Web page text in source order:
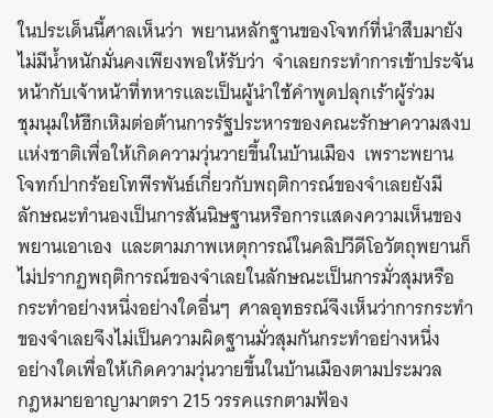
ในประเด็นนี้ศาลเห็นว่า พยานหลักฐานของโจทก์ที่นำสืบมายัง
ไม่มีน้ำหนักมั่นคงเพียงพอให้รับว่า จำเลยกระทำการเข้าประจัน
หน้ากับเจ้าหน้าที่ทหารและเป็นผู้นำใช้คำพูดปลุกเร้าผู้ร่วม
ชุมนุมให้ฮึกเหิมต่อต้านการรัฐประหารของคณะรักษาความสงบ
แห่งชาติเพื่อให้เกิดความวุ่นวายขึ้นในบ้านเมือง เพราะพยาน
โจทก์ปากร้อยโทพีรพันธ์เกี่ยวกับพฤติการณ์ของจำเลยยังมี
ลักษณะทำนองเป็นการสันนิษฐานหรือการแสดงความเห็นของ
พยานเอาเอง และตามภาพเหตุการณ์ในคลิปวีดีโอวัตถุพยานก็
ไม่ปรากฏพฤติการณ์ของจำเลยในลักษณะเป็นการมั่วสุมหรือ
กระทำอย่างหนึ่งอย่างใดอื่นๆ ศาลอุทธรณ์จึงเห็นว่าการกระทำ
ของจำเลยจึงไม่เป็นความผิดฐานมั่วสุมกันกระทำอย่างหนึ่ง
อย่างใดเพื่อให้เกิดความวุ่นวายขึ้นในบ้านเมืองตามประมวล
กฎหมายอาญามาตรา 215 วรรคแรกตามฟ้อง